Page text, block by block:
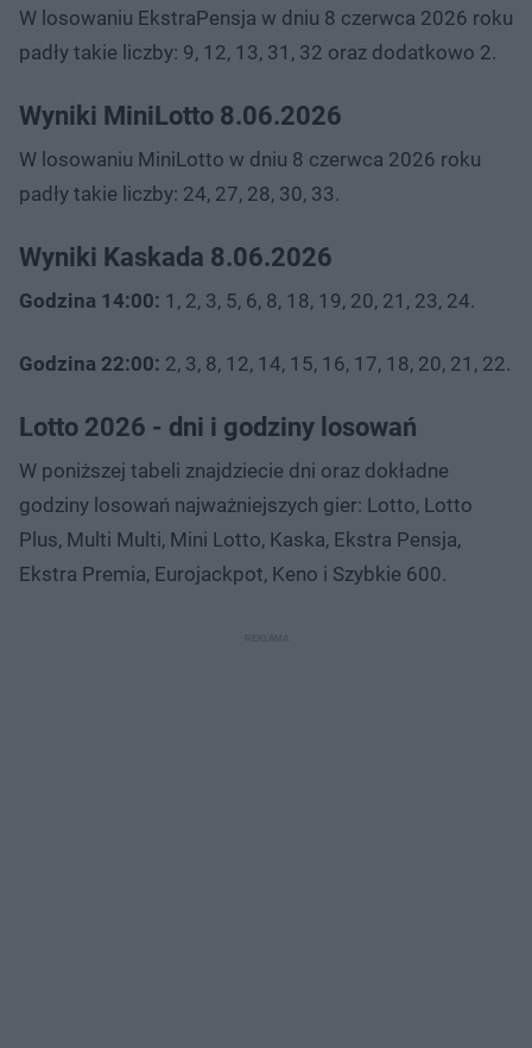
W losowaniu EkstraPensja w dniu 8 czerwca 2026 roku
padły takie liczby: 9, 12, 13, 31, 32 oraz dodatkowo 2.
Wyniki MiniLotto 8.06.2026
W losowaniu MiniLotto w dniu 8 czerwca 2026 roku
padły takie liczby: 24, 27, 28, 30, 33.
Wyniki Kaskada 8.06.2026
Godzina 14:00: 1, 2, 3, 5, 6, 8, 18, 19, 20, 21, 23, 24.
Godzina 22:00: 2, 3, 8, 12, 14, 15, 16, 17, 18, 20, 21, 22.
Lotto 2026 - dni i godziny losowań
W poniższej tabeli znajdziecie dni oraz dokładne
godziny losowań najważniejszych gier: Lotto, Lotto
Plus, Multi Multi, Mini Lotto, Kaska, Ekstra Pensja,
Ekstra Premia, Eurojackpot, Keno i Szybkie 600.